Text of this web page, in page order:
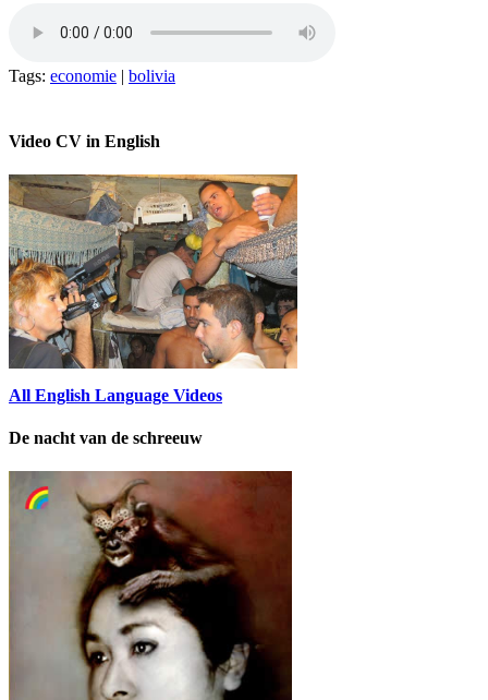
Tags: economie | bolivia
Video CV in English
All English Language Videos
De nacht van de schreeuw